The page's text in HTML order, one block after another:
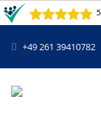
+49 261 39410782